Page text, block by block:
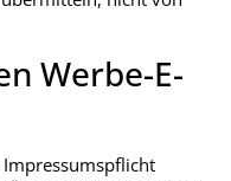
Werbe-E-